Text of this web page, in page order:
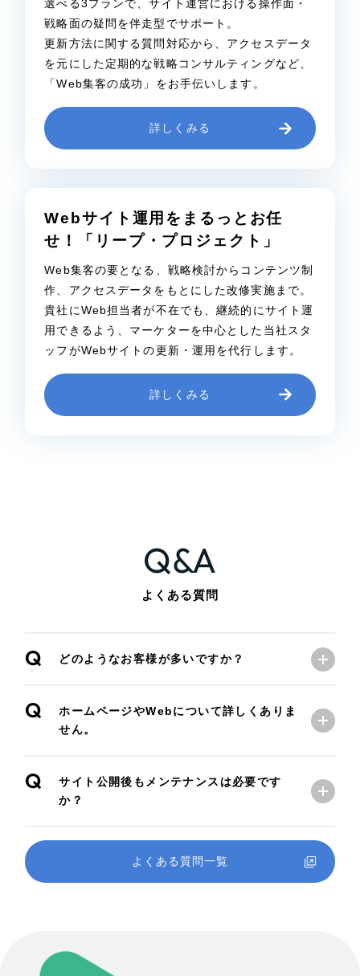
選べる3プランで、サイト運営における操作面・
戦略面の疑問を伴走型でサポート。
更新方法に関する質問対応から、アクセスデータ
を元にした定期的な戦略コンサルティングなど、
「Web集客の成功」をお手伝いします。
詳しくみる
Webサイト運用をまるっとお任
せ！
「リープ・プロジェクト」
Web集客の要となる、戦略検討からコンテンツ制
作、アクセスデータをもとにした改修実施まで。
貴社にWeb担当者が不在でも、継続的にサイト運
用できるよう、マーケターを中心とした当社スタ
ッフがWebサイトの更新・運用を代行します。
詳しくみる
Q&A
よくある質問
どのようなお客様が多いですか？
Q
ホームページやWebについて詳しくありま
せん。
Q
サイト公開後もメンテナンスは必要です
か？
Q
よくある質問一覧